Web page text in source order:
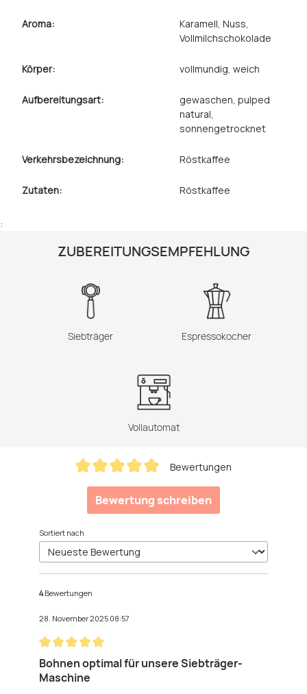
Aroma: Karamell, Nuss,
Vollmilchschokolade
Körper: vollmundig, weich
Aufbereitungsart: gewaschen, pulped
natural,
sonnengetrocknet
Verkehrsbezeichnung: Röstkaffee
Zutaten: Röstkaffee
:
ZUBEREITUNGSEMPFEHLUNG
Siebträger Espressokocher
Vollautomat
Bewertungen
Bewertung schreiben
Sortiert nach
4Bewertungen
28. November 2025 08:57
Bewertung mit 5 von 5 Sternen
Bohnen optimal für unsere Siebträger-
Maschine